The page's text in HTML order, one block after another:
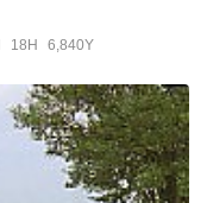
18H 6,840Y